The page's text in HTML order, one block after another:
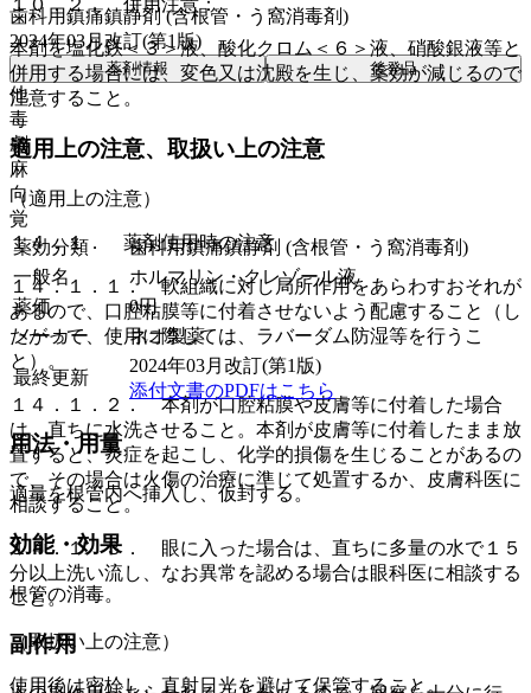
１０．２． 併用注意：
本剤を塩化鉄＜３＞液、酸化クロム＜６＞液、硝酸銀液等と
併用する場合には、変色又は沈殿を生じ、薬効が減じるので
注意すること。
適用上の注意、取扱い上の注意
（適用上の注意）
１４．１． 薬剤使用時の注意
１４．１．１． 軟組織に対し局所作用をあらわすおそれが
あるので、口腔粘膜等に付着させないよう配慮すること（し
たがって、使用に際しては、ラバーダム防湿等を行うこ
と）。
１４．１．２． 本剤が口腔粘膜や皮膚等に付着した場合
は、直ちに水洗させること。本剤が皮膚等に付着したまま放
置すると、炎症を起こし、化学的損傷を生じることがあるの
で、その場合は火傷の治療に準じて処置するか、皮膚科医に
相談すること。
１４．１．３． 眼に入った場合は、直ちに多量の水で１５
分以上洗い流し、なお異常を認める場合は眼科医に相談する
こと。
（取扱い上の注意）
使用後は密栓し、直射日光を避けて保管すること。
歯科用鎮痛鎮静剤 (含根管・う窩消毒剤)
2024年03月改訂(第1版)
薬剤情報 後発品
他
毒
劇
麻
向
覚
薬効分類
歯科用鎮痛鎮静剤 (含根管・う窩消毒剤)
一般名
ホルマリン・クレゾール液
薬価
0円
メーカー
ネオ製薬
最終更新
2024年03月改訂(第1版)
添付文書のPDFはこちら
用法・用量
適量を根管内へ挿入し、仮封する。
効能・効果
根管の消毒。
副作用